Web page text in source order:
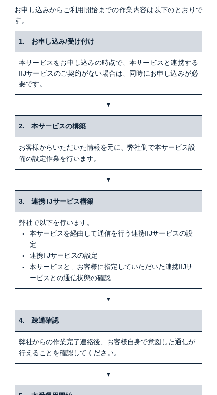
お申し込みからご利用開始までの作業内容は以下のとおりで
す。
1. お申し込み/受け付け
本サービスをお申し込みの時点で、本サービスと連携する
IIJサービスのご契約がない場合は、同時にお申し込みが必
要です。
▼
2. 本サービスの構築
お客様からいただいた情報を元に、弊社側で本サービス設
備の設定作業を行います。
▼
3. 連携IIJサービス構築
弊社で以下を行います。
本サービスを経由して通信を行う連携IIJサービスの設
定
連携IIJサービスの設定
本サービスと、お客様に指定していただいた連携IIJサ
ービスとの通信状態の確認
▼
4. 疎通確認
弊社からの作業完了連絡後、お客様自身で意図した通信が
行えることを確認してください。
▼